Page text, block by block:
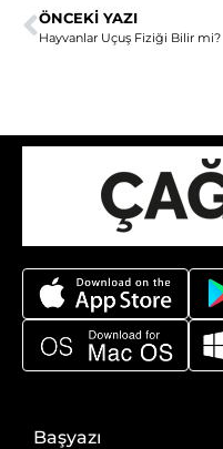
ÖNCEKI YAZI
Hayvanlar Uçuş Fiziği Bilir mi?
Başyazı